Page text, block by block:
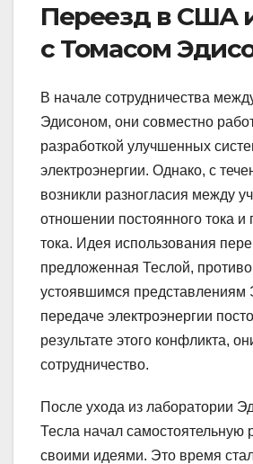
Переезд в США
с Томасом
В начале сотрудничества
Эдисоном, они совместно
разработкой улучшенных
электроэнергии. Однако, с
возникли разногласия между
отношении постоянного тока и
тока. Идея использования
предложенная Теслой,
устоявшимся представлениям
передаче электроэнергии
результате этого конфликта,
сотрудничество.
После ухода из лаборатории
Тесла начал самостоятельную
своими идеями. Это время